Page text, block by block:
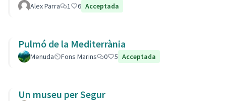
Alex Parra 1 6 Acceptada
Pulmó de la Mediterrània
Menuda Fons Marins 0 5 Acceptada
Un museu per Segur